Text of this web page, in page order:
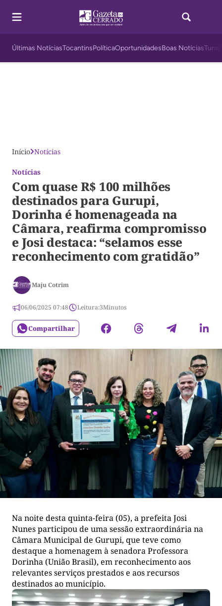
Últimas NotíciasTocantinsPolíticaOportunidadesBoas Notícias
Início Notícias
Notícias
Com quase R$ 100 milhões
destinados para Gurupi,
Dorinha é homenageada na
Câmara, reafirma compromisso
e Josi destaca: “selamos esse
reconhecimento com gratidão”
Maju Cotrim
06/06/2025 07:48 Leitura:3Minutos
Compartilhar
Na noite desta quinta-feira (05), a prefeita Josi
Nunes participou de uma sessão extraordinária na
Câmara Municipal de Gurupi, que teve como
destaque a homenagem à senadora Professora
Dorinha (União Brasil), em reconhecimento aos
relevantes serviços prestados e aos recursos
destinados ao município.